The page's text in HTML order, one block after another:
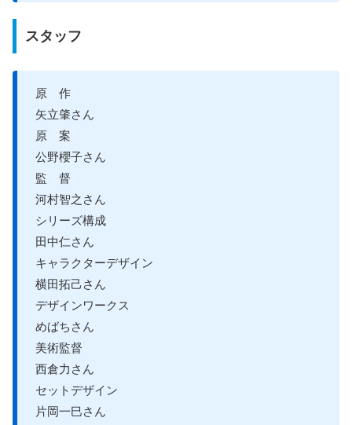
スタッフ
原 作
矢立肇さん
原 案
公野櫻子さん
監 督
河村智之さん
シリーズ構成
田中仁さん
キャラクターデザイン
横田拓己さん
デザインワークス
めばちさん
美術監督
西倉力さん
セットデザイン
片岡一巳さん